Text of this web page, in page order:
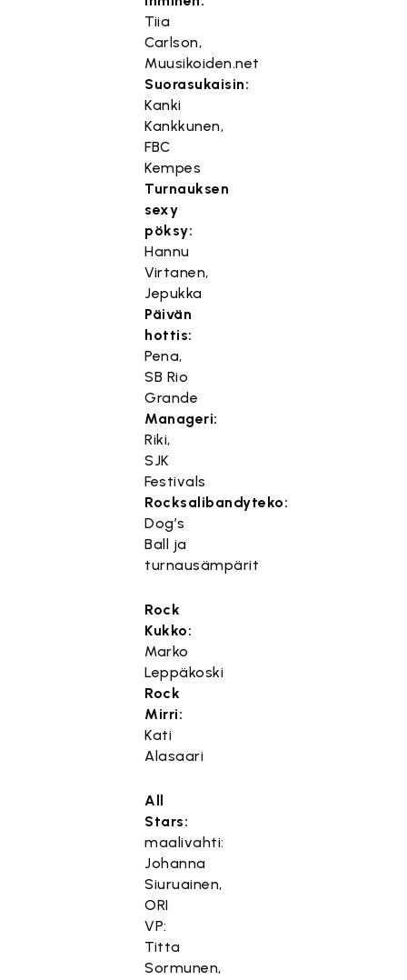
Tiia
Carlson,
Muusikoiden.net
Suorasukaisin:
Kanki
Kankkunen,
FBC
Kempes
Turnauksen
sexy
pöksy:
Hannu
Virtanen,
Jepukka
Päivän
hottis:
Pena,
SB Rio
Grande
Manageri:
Riki,
SJK
Festivals
Rocksalibandyteko:
Dog’s
Ball ja
turnausämpärit
Rock
Kukko:
Marko
Leppäkoski
Rock
Mirri:
Kati
Alasaari
All
Stars:
maalivahti:
Johanna
Siuruainen,
ORI
VP:
Titta
Sormunen,